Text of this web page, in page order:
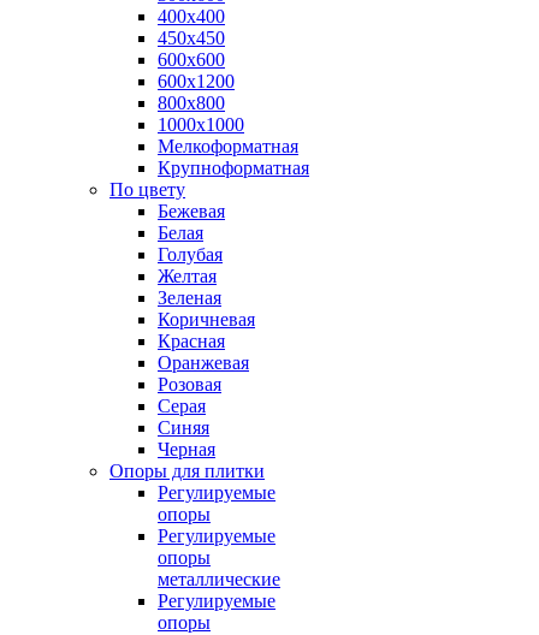
400х400
450х450
600х600
600х1200
800х800
1000х1000
Мелкоформатная
Крупноформатная
По цвету
Бежевая
Белая
Голубая
Желтая
Зеленая
Коричневая
Красная
Оранжевая
Розовая
Серая
Синяя
Черная
Опоры для плитки
Регулируемые
опоры
Регулируемые
опоры
металлические
Регулируемые
опоры